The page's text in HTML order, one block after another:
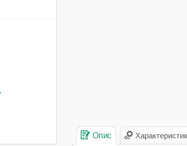
Опис